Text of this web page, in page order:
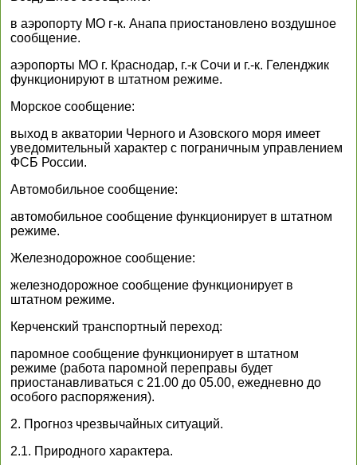
в аэропорту МО г-к. Анапа приостановлено воздушное
сообщение.
аэропорты МО г. Краснодар, г.-к Сочи и г.-к. Геленджик
функционируют в штатном режиме.
Морское сообщение:
выход в акватории Черного и Азовского моря имеет
уведомительный характер с пограничным управлением
ФСБ России.
Автомобильное сообщение:
автомобильное сообщение функционирует в штатном
режиме.
Железнодорожное сообщение:
железнодорожное сообщение функционирует в
штатном режиме.
Керченский транспортный переход:
паромное сообщение функционирует в штатном
режиме (работа паромной переправы будет
приостанавливаться с 21.00 до 05.00, ежедневно до
особого распоряжения).
2. Прогноз чрезвычайных ситуаций.
2.1. Природного характера.